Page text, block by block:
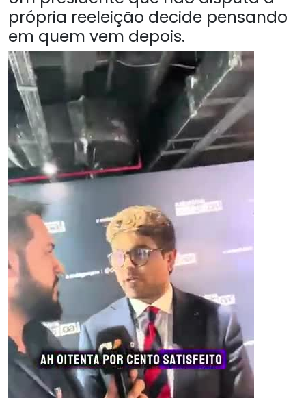
própria reeleição decide pensando
em quem vem depois.